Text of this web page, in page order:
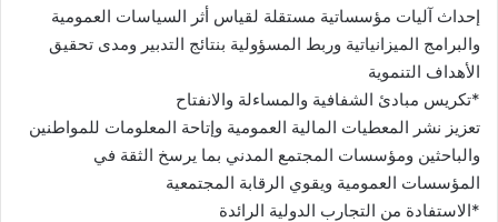
إحداث آليات مؤسساتية مستقلة لقياس أثر السياسات العمومية
والبرامج الميزانياتية وربط المسؤولية بنتائج التدبير ومدى تحقيق
الأهداف التنموية
*تكريس مبادئ الشفافية والمساءلة والانفتاح
تعزيز نشر المعطيات المالية العمومية وإتاحة المعلومات للمواطنين
والباحثين ومؤسسات المجتمع المدني بما يرسخ الثقة في
المؤسسات العمومية ويقوي الرقابة المجتمعية
*الاستفادة من التجارب الدولية الرائدة